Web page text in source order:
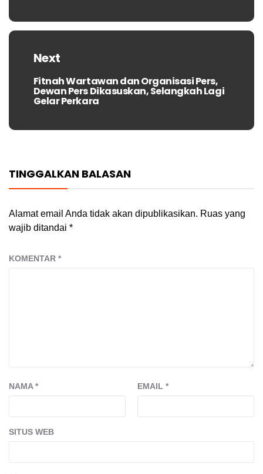
Next
Next
post:
Fitnah Wartawan dan Organisasi Pers,
Dewan Pers Dikasuskan, Selangkah Lagi
Gelar Perkara
TINGGALKAN BALASAN
Alamat email Anda tidak akan dipublikasikan. Ruas yang
wajib ditandai *
KOMENTAR *
NAMA* EMAIL *
SITUS WEB